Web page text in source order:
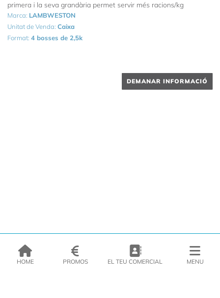
primera i la seva grandària permet servir més racions/kg
Marca: LAMBWESTON
Unitat de Venda: Caixa
Format: 4 bosses de 2,5k
DEMANAR INFORMACIÓ
HOME PROMOS EL TEU COMERCIAL MENU